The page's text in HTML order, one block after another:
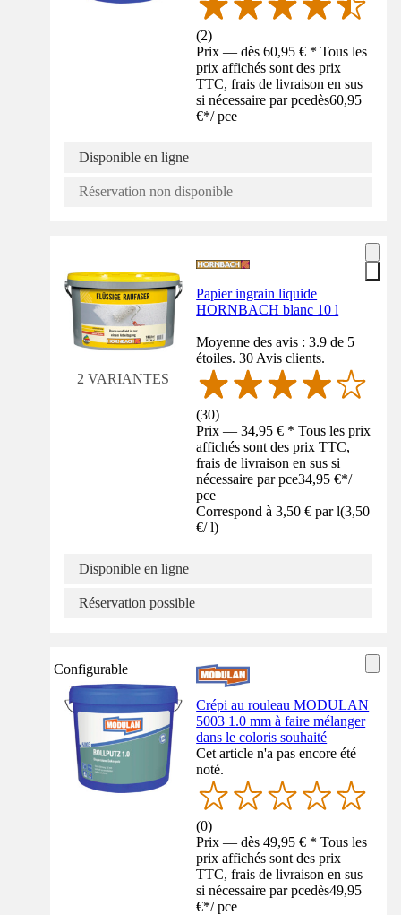
(2)
Prix — dès 60,95 € * Tous les
prix affichés sont des prix
TTC, frais de livraison en sus
si nécessaire par pcedès60,95
€*/ pce
Disponible en ligne
Réservation non disponible
2 VARIANTES
Papier ingrain liquide
HORNBACH blanc 10 l
Moyenne des avis : 3.9 de 5
étoiles. 30 Avis clients.
(30)
Prix — 34,95 € * Tous les prix
affichés sont des prix TTC,
frais de livraison en sus si
nécessaire par pce34,95 €*/
pce
Correspond à 3,50 € par l(3,50
€/ l)
Disponible en ligne
Réservation possible
Configurable
Crépi au rouleau MODULAN
5003 1.0 mm à faire mélanger
dans le coloris souhaité
Cet article n'a pas encore été
noté.
(0)
Prix — dès 49,95 € * Tous les
prix affichés sont des prix
TTC, frais de livraison en sus
si nécessaire par pcedès49,95
€*/ pce